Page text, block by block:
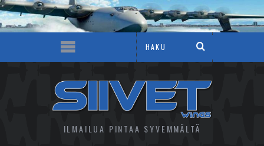
ILMAILUA PINTAA SYVEMMÄLTÄ